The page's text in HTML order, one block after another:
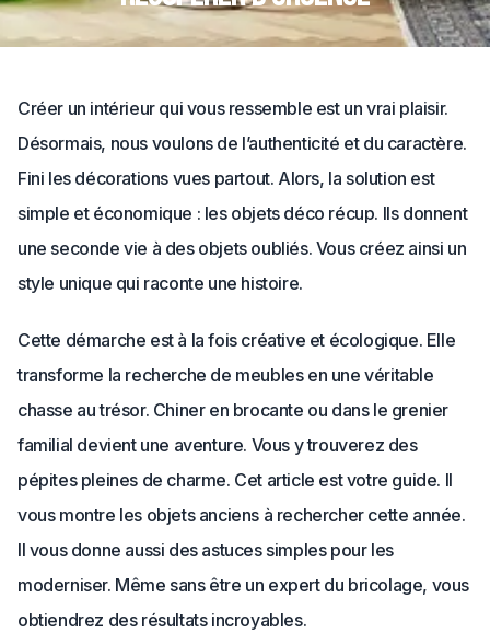
Créer un intérieur qui vous ressemble est un vrai plaisir.
Désormais, nous voulons de l’authenticité et du caractère.
Fini les décorations vues partout. Alors, la solution est
simple et économique : les objets déco récup. Ils donnent
une seconde vie à des objets oubliés. Vous créez ainsi un
style unique qui raconte une histoire.
Cette démarche est à la fois créative et écologique. Elle
transforme la recherche de meubles en une véritable
chasse au trésor. Chiner en brocante ou dans le grenier
familial devient une aventure. Vous y trouverez des
pépites pleines de charme. Cet article est votre guide. Il
vous montre les objets anciens à rechercher cette année.
Il vous donne aussi des astuces simples pour les
moderniser. Même sans être un expert du bricolage, vous
obtiendrez des résultats incroyables.